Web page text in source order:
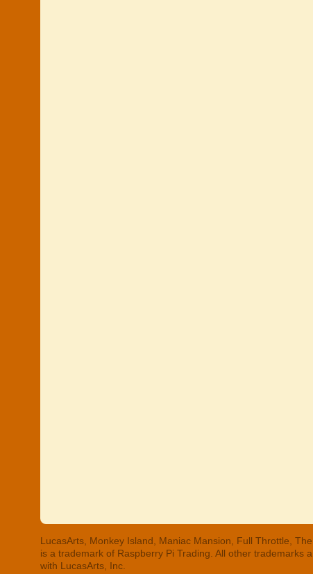
LucasArts, Monkey Island, Maniac Mansion, Full Throttle,
is a trademark of Raspberry Pi Trading. All other
with LucasArts, Inc.